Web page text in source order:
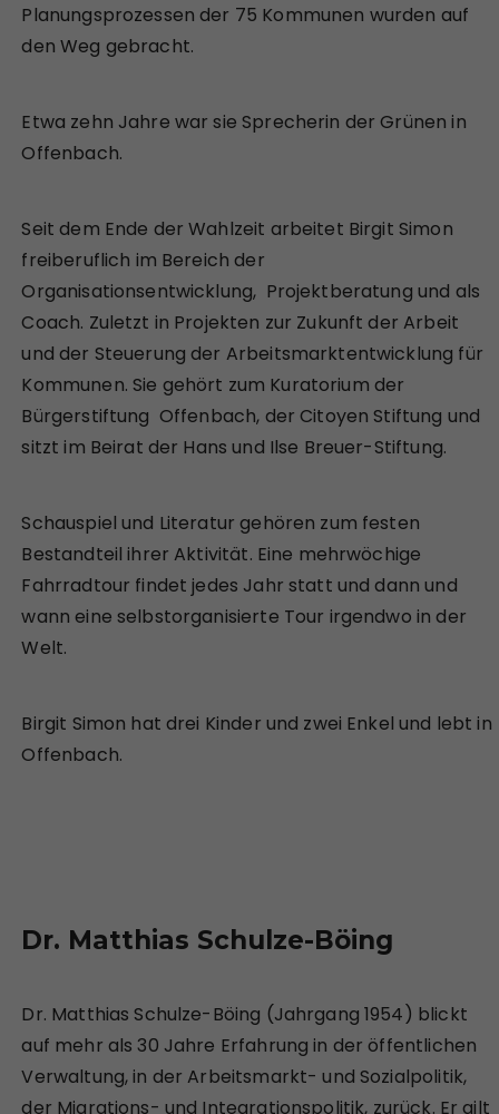
Planungsprozessen der 75 Kommunen wurden auf
den Weg gebracht.
Etwa zehn Jahre war sie Sprecherin der Grünen in
Offenbach.
Seit dem Ende der Wahlzeit arbeitet Birgit Simon
freiberuflich im Bereich der
Organisationsentwicklung, Projektberatung und als
Coach. Zuletzt in Projekten zur Zukunft der Arbeit
und der Steuerung der Arbeitsmarktentwicklung für
Kommunen. Sie gehört zum Kuratorium der
Bürgerstiftung Offenbach, der Citoyen Stiftung und
sitzt im Beirat der Hans und Ilse Breuer-Stiftung.
Schauspiel und Literatur gehören zum festen
Bestandteil ihrer Aktivität. Eine mehrwöchige
Fahrradtour findet jedes Jahr statt und dann und
wann eine selbstorganisierte Tour irgendwo in der
Welt.
Birgit Simon hat drei Kinder und zwei Enkel und lebt in
Offenbach.
Dr. Matthias Schulze-Böing
Dr. Matthias Schulze-Böing (Jahrgang 1954) blickt
auf mehr als 30 Jahre Erfahrung in der öffentlichen
Verwaltung, in der Arbeitsmarkt- und Sozialpolitik,
der Migrations- und Integrationspolitik, zurück. Er gilt